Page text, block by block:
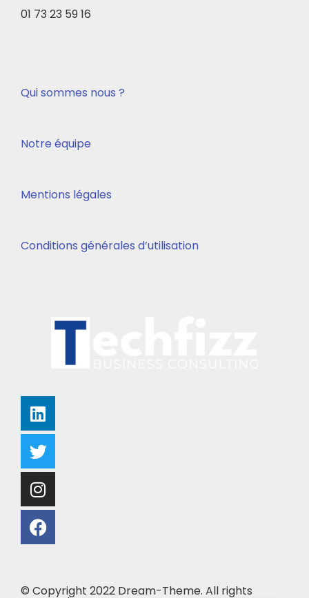
01 73 23 59 16
Qui sommes nous ?
Notre équipe
Mentions légales
Conditions générales d’utilisation
© Copyright 2022 Dream-Theme. All rights